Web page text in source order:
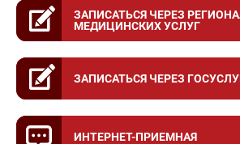
ЗАПИСАТЬСЯ ЧЕРЕЗ
МЕДИЦИНСКИХ УСЛУГ
ЗАПИСАТЬСЯ ЧЕРЕЗ
ИНТЕРНЕТ-ПРИЕМНАЯ